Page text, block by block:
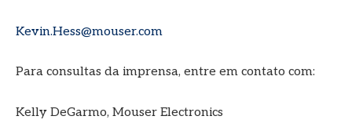
Kevin.Hess@mouser.com
Para consultas da imprensa, entre em contato com:
Kelly DeGarmo, Mouser Electronics